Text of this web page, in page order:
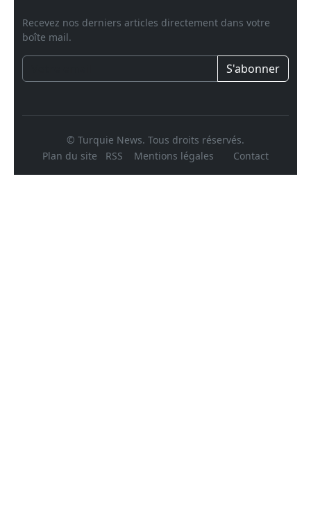
Recevez nos derniers articles directement dans votre
boîte mail.
S'abonner
© Turquie News. Tous droits réservés.
Plan du site
RSS Mentions légales Contact